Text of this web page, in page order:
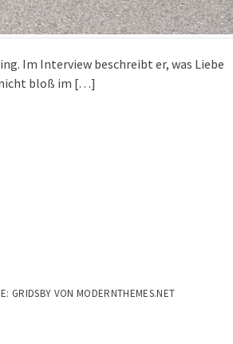
Im Interview beschreibt er, was Liebe
nicht bloß im […]
GRIDSBY VON MODERNTHEMES.NET